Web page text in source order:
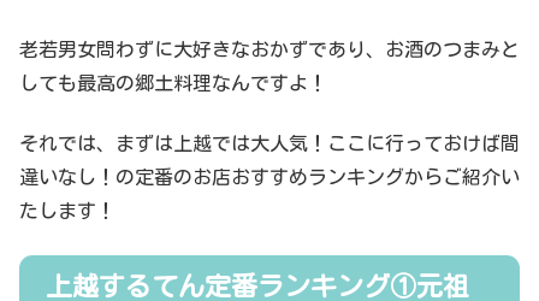
老若男女問わずに大好きなおかずであり、お酒のつまみと
しても最高の郷土料理なんですよ！
それでは、まずは上越では大人気！ここに行っておけば間
違いなし！の定番のお店おすすめランキングからご紹介い
たします！
上越するてん定番ランキング①元祖